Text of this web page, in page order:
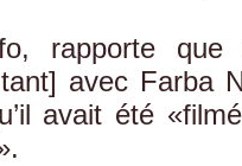
rapporte
avec Farba
avait été